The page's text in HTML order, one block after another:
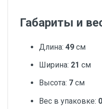
Габариты и
Длина: 49 см
Ширина: 21 см
Высота: 7 см
Вес в упаковке: